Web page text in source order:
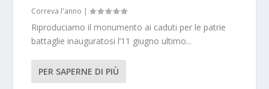
Correva l'anno |
Riproduciamo il monumento ai caduti per le patrie
battaglie inauguratosi l’11 giugno ultimo...
PER SAPERNE DI PIÙ